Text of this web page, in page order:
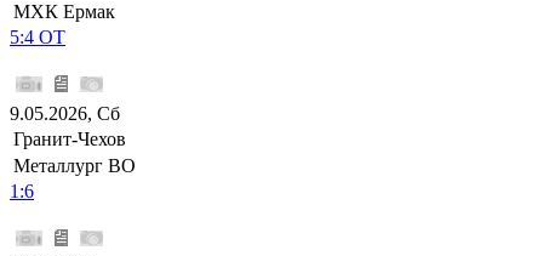
МХК Ермак
5:4 ОТ
9.05.2026, Сб
Гранит-Чехов
Металлург ВО
1:6